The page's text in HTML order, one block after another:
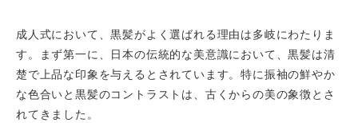
成人式において、黒髪がよく選ばれる理由は多岐にわたりま
す。まず第一に、日本の伝統的な美意識において、黒髪は清
楚で上品な印象を与えるとされています。特に振袖の鮮やか
な色合いと黒髪のコントラストは、古くからの美の象徴とさ
れてきました。